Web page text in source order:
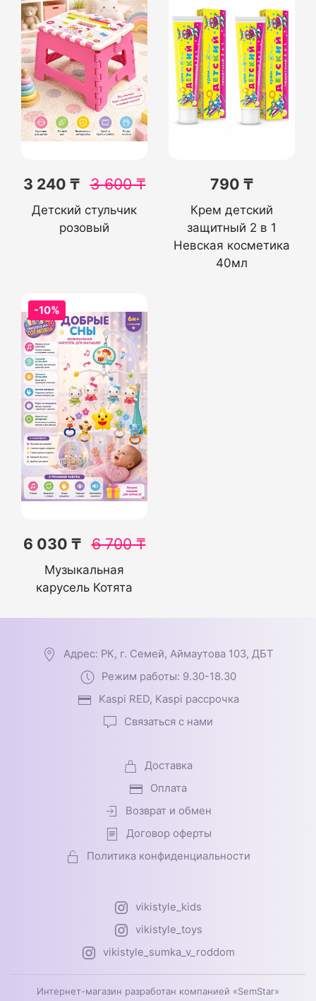
3 240 ₸ 3 600₸
Детский стульчик
розовый
790 ₸
Крем детский
защитный 2 в 1
Невская косметика
40мл
-10%
6 030 ₸ 6 700₸
Музыкальная
карусель Котята
Адрес: РК, г. Семей, Аймаутова 103, ДБТ
Режим работы: 9.30-18.30
Kaspi RED, Kaspi рассрочка
Связаться с нами
Доставка
Оплата
Возврат и обмен
Договор оферты
Политика конфиденциальности
vikistyle_kids
vikistyle_toys
vikistyle_sumka_v_roddom
Интернет-магазин разработан компанией «SemStar»